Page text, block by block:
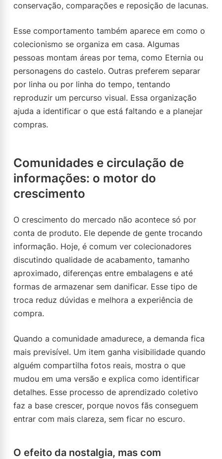
conservação, comparações e reposição de lacunas.
Esse comportamento também aparece em como o
colecionismo se organiza em casa. Algumas
pessoas montam áreas por tema, como Eternia ou
personagens do castelo. Outras preferem separar
por linha ou por linha do tempo, tentando
reproduzir um percurso visual. Essa organização
ajuda a identificar o que está faltando e a planejar
compras.
Comunidades e circulação de
informações: o motor do
crescimento
O crescimento do mercado não acontece só por
conta de produto. Ele depende de gente trocando
informação. Hoje, é comum ver colecionadores
discutindo qualidade de acabamento, tamanho
aproximado, diferenças entre embalagens e até
formas de armazenar sem danificar. Esse tipo de
troca reduz dúvidas e melhora a experiência de
compra.
Quando a comunidade amadurece, a demanda fica
mais previsível. Um item ganha visibilidade quando
alguém compartilha fotos reais, mostra o que
mudou em uma versão e explica como identificar
detalhes. Esse processo de aprendizado coletivo
faz a base crescer, porque novos fãs conseguem
entrar com mais clareza, sem ficar no escuro.
O efeito da nostalgia, mas com